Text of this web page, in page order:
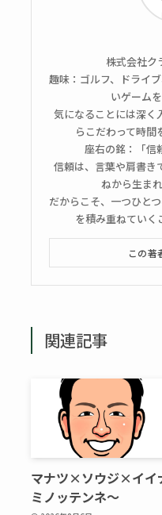
株式会社ク
趣味：ゴルフ、ドライ
いゲーム
気になることには深く
らこだわって時間
座右の銘：「信
信頼は、言葉や肩書き
ねから生ま
だからこそ、一つひと
を積み重ねていく
この著
関連記事
マナツ×ソウジ×イイ
ミノッテンネ～